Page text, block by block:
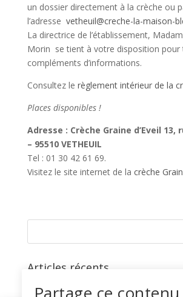
un dossier directement à la crèche ou
l’adresse vetheuil@creche-la-maison-
La directrice de l’établissement,
Morin se tient à votre disposition pour
compléments d’informations.
Consultez le règlement intérieur de la
Places disponibles !
Adresse : Crèche Graine d’Eveil 13,
– 95510 VETHEUIL
Tel : 01 30 42 61 69.
Visitez le site internet de la crèche
Articles récents
Fête de l’Interco